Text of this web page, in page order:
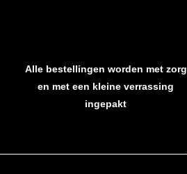
Alle bestellingen worden met zorg
en met een kleine verrassing
ingepakt